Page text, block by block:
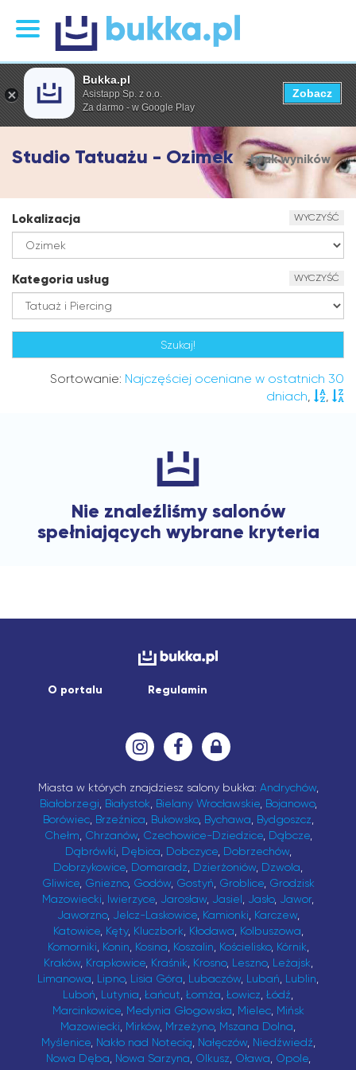
Studio Tatuażu - Ozimek brak wyników
Lokalizacja WYCZYŚĆ
Kategoria usług WYCZYŚĆ
Sortowanie: Najczęściej oceniane w ostatnich 30
dniach, ,
Nie znaleźliśmy salonów
spełniających wybrane kryteria
O portalu Regulamin
Miasta w których znajdziesz salony bukka: Andrychów,
Białobrzegi, Białystok, Bielany Wrocławskie, Bojanowo,
Borówiec, Brzeźnica, Bukowsko, Bychawa, Bydgoszcz,
Chełm, Chrzanów, Czechowice-Dziedzice, Dąbcze,
Dąbrówki, Dębica, Dobczyce, Dobrzechów,
Dobrzykowice, Domaradz, Dzierżoniów, Dzwola,
Gliwice, Gniezno, Godów, Gostyń, Groblice, Grodzisk
Mazowiecki, Iwierzyce, Jarosław, Jasiel, Jasło, Jawor,
Jaworzno, Jelcz-Laskowice, Kamionki, Karczew,
Katowice, Kęty, Kluczbork, Kłodawa, Kolbuszowa,
Komorniki, Konin, Kosina, Koszalin, Kościelisko, Kórnik,
Kraków, Krapkowice, Kraśnik, Krosno, Leszno, Leżajsk,
Limanowa, Lipno, Lisia Góra, Lubaczów, Lubań, Lublin,
Luboń, Lutynia, Łańcut, Łomża, Łowicz, Łódź,
Marcinkowice, Medynia Głogowska, Mielec, Mińsk
Mazowiecki, Mirków, Mrzeżyno, Mszana Dolna,
Myślenice, Nakło nad Notecią, Nałęczów, Niedźwiedź,
Nowa Dęba, Nowa Sarzyna, Olkusz, Oława, Opole,
Bukka.pl
Asistapp Sp. z o.o.
Za darmo - w Google Play
Zobacz